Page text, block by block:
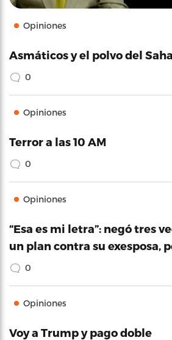
Opiniones
Asmáticos y el polvo del
0
Opiniones
Terror a las 10 AM
0
Opiniones
“Esa es mi letra”: negó tres
un plan contra su exesposa,
0
Opiniones
Voy a Trump y pago doble